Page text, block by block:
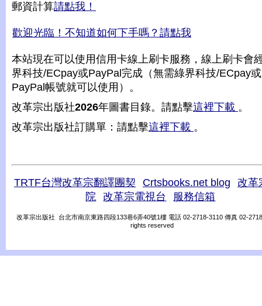
郵資計算請點我！
歡迎光臨！不知道如何下手嗎？請點我
本站現在可以使用信用卡線上刷卡服務，線上刷卡會
界科技/ECpay或PayPal完成（無需綠界科技/ECpay或
PayPal帳號就可以使用）。
改革宗出版社2026年圖書目錄。請點擊這裡下載 。
改革宗出版社訂購單：請點擊這裡下載 。
TRTF台灣改革宗翻譯團契 Crtsbooks.net blog
改革
院
改革宗電視台 服務信箱
改革宗出版社 台北市南京東路四段133巷6弄40號1樓 電話 02-2718-3110 傳真 02-
rights reserved